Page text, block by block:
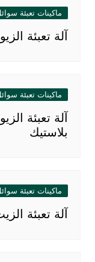
ماكينات تعبئة
آلة تعبئة
ماكينات تعبئة
آلة تعبئة
بلاستيك
ماكينات تعبئة
آلة تعبئة